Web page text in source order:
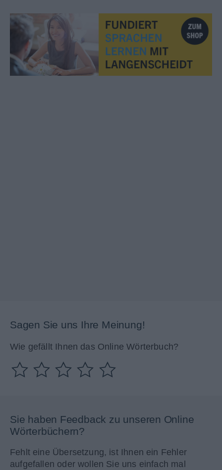
Sagen Sie uns Ihre Meinung!
Wie gefällt Ihnen das Online Wörterbuch?
Sie haben Feedback zu unseren Online
Wörterbüchern?
Fehlt eine Übersetzung, ist Ihnen ein Fehler
aufgefallen oder wollen Sie uns einfach mal